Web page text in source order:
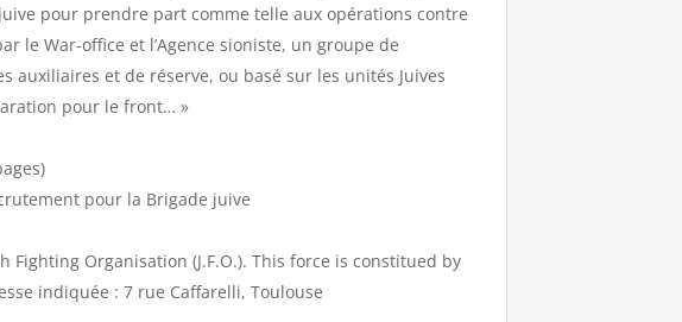
pour prendre part comme telle aux opérations contre
le War-office et l’Agence sioniste, un groupe de
auxiliaires et de réserve, ou basé sur les unités Juives
pour le front… »
pour la Brigade juive
Fighting Organisation (J.F.O.). This force is constitued by
indiquée : 7 rue Caffarelli, Toulouse